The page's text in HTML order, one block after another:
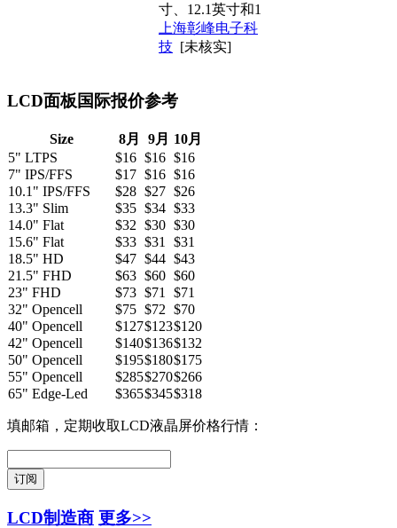
寸、12.1英寸和1
上海彰峰电子科
技 [未核实]
LCD面板国际报价参考
Size 8月 9月 10月
5" LTPS
$16 $16 $16
7" IPS/FFS
$17 $16 $16
10.1" IPS/FFS
$28 $27 $26
13.3" Slim
$35 $34 $33
14.0" Flat
$32 $30 $30
15.6" Flat
$33 $31
$31
18.5" HD
$47 $44 $43
21.5" FHD
$63 $60 $60
23" FHD
$73 $71
$71
32" Opencell
$75 $72 $70
40" Opencell
$127$123$120
42" Opencell
$140$136$132
50" Opencell
$195$180$175
55" Opencell
$285$270$266
65" Edge-Led
$365$345$318
填邮箱，定期收取LCD液晶屏价格行情：
LCD制造商 更多>>